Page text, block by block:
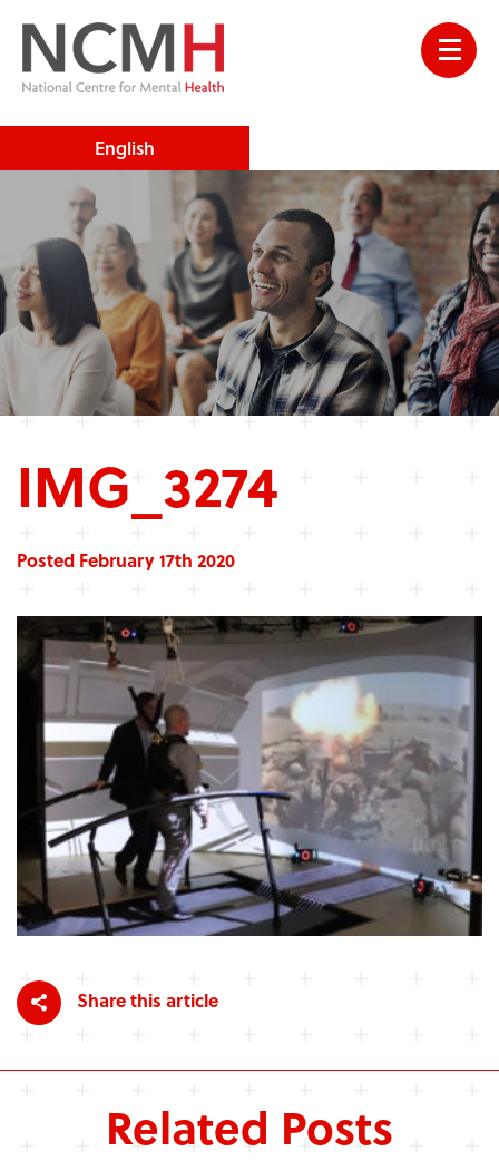
English
IMG_3274
Posted February 17th 2020
Share this article
Related Posts